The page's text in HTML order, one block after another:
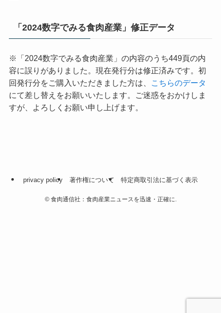
「2024数字でみる食肉産業」修正データ
※「2024数字でみる食肉産業」の内容のうち449頁の内
容に誤りがありました。現在発行分は修正済みです。初
回発行分をご購入いただきました方は、
こちらのデータ
にて差し替えをお願いいたします。ご迷惑をおかけしま
すが、よろしくお願い申し上げます。
privacy policy 著作権について 特定商取引法に基づく表示
©食肉通信社：食肉産業ニュースを迅速・正確に.